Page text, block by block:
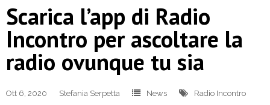
Scarica l’app di Radio
Incontro per ascoltare la
radio ovunque tu sia
Ott 6, 2020 Stefania Serpetta News Radio Incontro